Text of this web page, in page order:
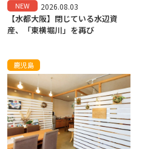
NEW 2026.08.03
【水都大阪】閉じている水辺資
産、「東横堀川」を再び
鹿児島